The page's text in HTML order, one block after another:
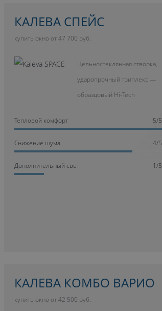
КАЛЕВА СПЕЙС
купить окно от 47 700 руб.
Цельностеклянная створка,
ударопрочный триплекс —
образцовый Hi-Tech
Тепловой комфорт 5/5
Cнижение шума 4/5
Дополнительный свет 1/5
КАЛЕВА КОМБО ВАРИО
купить окно от 42 500 руб.